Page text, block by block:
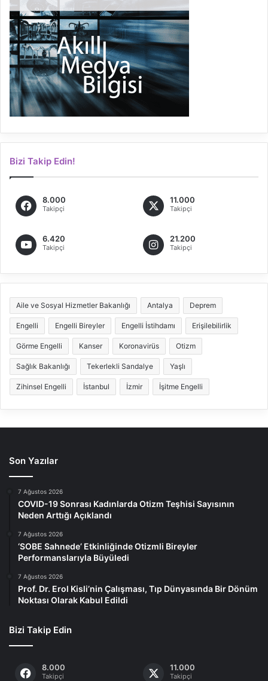
Bizi Takip Edin!
8.000
Takipçi
11.000
Takipçi
6.420
Takipçi
21.200
Takipçi
Aile ve Sosyal Hizmetler Bakanlığı Antalya Deprem
Engelli Engelli Bireyler Engelli İstihdamı Erişilebilirlik
Görme Engelli Kanser Koronavirüs Otizm
Sağlık Bakanlığı Tekerlekli Sandalye Yaşlı
Zihinsel Engelli İstanbul İzmir İşitme Engelli
Son Yazılar
7 Ağustos 2026
COVID-19 Sonrası Kadınlarda Otizm Teşhisi Sayısının
Neden Arttığı Açıklandı
7 Ağustos 2026
‘SOBE Sahnede’ Etkinliğinde Otizmli Bireyler
Performanslarıyla Büyüledi
7 Ağustos 2026
Prof. Dr. Erol Kisli’nin Çalışması, Tıp Dünyasında Bir Dönüm
Noktası Olarak Kabul Edildi
Bizi Takip Edin
8.000
Takipçi
11.000
Takipçi